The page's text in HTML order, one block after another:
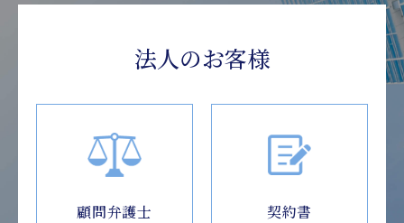
法人のお客様
顧問弁護士 契約書